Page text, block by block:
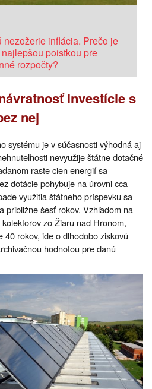
nezožerie inflácia. Prečo je
poistkou pre
rozpočty?
investície s
nej
systému je v súčasnosti výhodná aj
nevyužije štátne dotačné
raste cien energií sa
dotácie pohybuje na úrovni cca
využitia štátneho príspevku sa
približne šesť rokov. Vzhľadom na
zo Žiaru nad Hronom,
40 rokov, ide o dlhodobo ziskovú
hodnotou pre danú